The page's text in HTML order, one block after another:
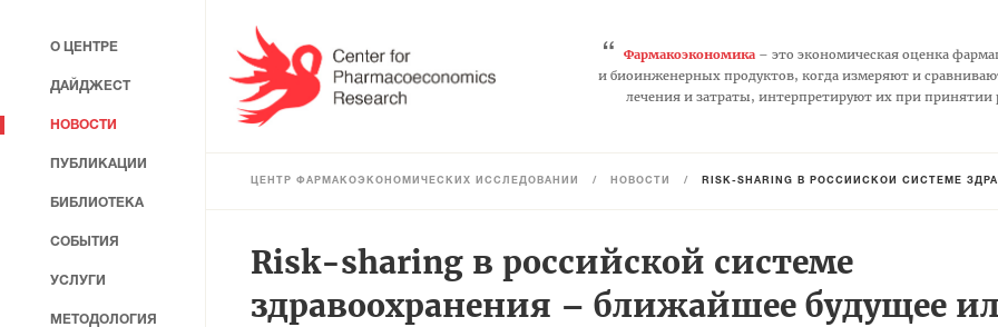
“ Фармакоэкономика– это экономическая оценка
и биоинженерных продуктов, когда измеряют и
лечения и затраты, интерпретируют их при
ЦЕНТР ФАРМАКОЭКОНОМИЧЕСКИХ ИССЛЕДОВАНИЙ / НОВОСТИ / RISK-SHARING В РОССИЙСКОЙ СИСТЕМЕ
Risk-sharing в российской системе
здравоохранения – ближайшее будущее
О ЦЕНТРЕ
ДАЙДЖЕСТ
НОВОСТИ
ПУБЛИКАЦИИ
БИБЛИОТЕКА
СОБЫТИЯ
УСЛУГИ
МЕТОДОЛОГИЯ